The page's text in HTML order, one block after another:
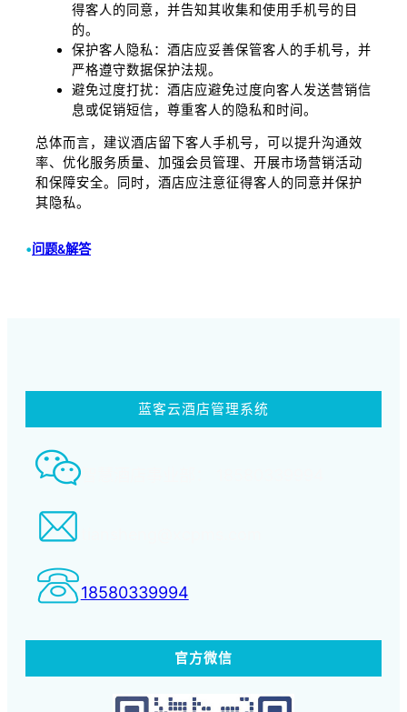
得客人的同意，并告知其收集和使用手机号的目
的。
保护客人隐私：酒店应妥善保管客人的手机号，并
严格遵守数据保护法规。
避免过度打扰：酒店应避免过度向客人发送营销信
息或促销短信，尊重客人的隐私和时间。
总体而言，建议酒店留下客人手机号，可以提升沟通效
率、优化服务质量、加强会员管理、开展市场营销活动
和保障安全。同时，酒店应注意征得客人的同意并保护
其隐私。
•问题&解答
蓝客云酒店管理系统
智慧酒店事业部： 18580339994
18580339994
官方微信